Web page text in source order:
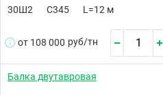
30Ш2 С345 L=12 м
от 108 000 руб/тн
Балка двутавровая